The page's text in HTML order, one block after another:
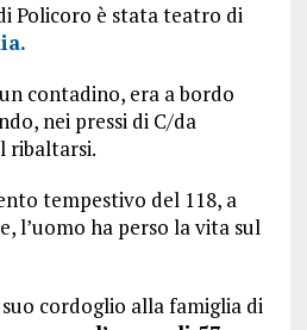
Policoro è stata teatro di
contadino, era a bordo
nei pressi di C/da
ribaltarsi.
tempestivo del 118, a
l’uomo ha perso la vita sul
suo cordoglio alla famiglia di